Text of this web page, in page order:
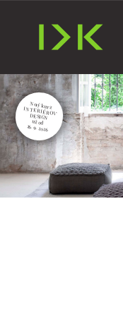
Nový kurz
INTERIÉROVÝ DESIGN
už od
26. 9. 2026